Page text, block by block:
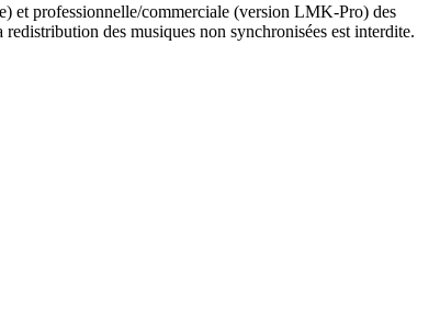
et professionnelle/commerciale (version LMK-Pro) des
des musiques non synchronisées est interdite.